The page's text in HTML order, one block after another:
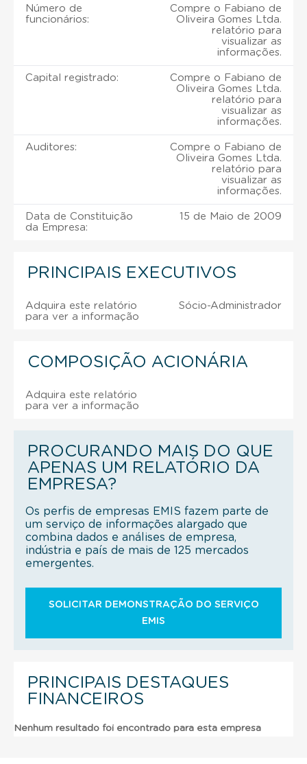
Número de
funcionários:
Compre o Fabiano de
Oliveira Gomes Ltda.
relatório para
visualizar as
informações.
Capital registrado:
Compre o Fabiano de
Oliveira Gomes Ltda.
relatório para
visualizar as
informações.
Auditores:
Compre o Fabiano de
Oliveira Gomes Ltda.
relatório para
visualizar as
informações.
Data de Constituição
da Empresa:
15 de Maio de 2009
PRINCIPAIS EXECUTIVOS
Adquira este relatório
para ver a informação
Sócio-Administrador
COMPOSIÇÃO ACIONÁRIA
Adquira este relatório
para ver a informação
PROCURANDO MAIS DO QUE
APENAS UM RELATÓRIO DA
EMPRESA?
Os perfis de empresas EMIS fazem parte de
um serviço de informações alargado que
combina dados e análises de empresa,
indústria e país de mais de 125 mercados
emergentes.
SOLICITAR DEMONSTRAÇÃO DO SERVIÇO
EMIS
PRINCIPAIS DESTAQUES
FINANCEIROS
Nenhum resultado foi encontrado para esta empresa